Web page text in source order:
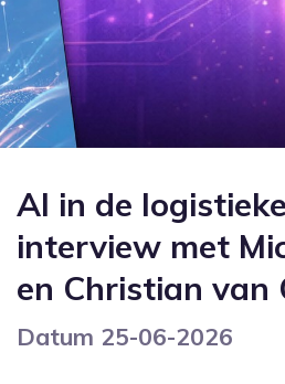
AI in de
interview met
en Christian van
Datum 25-06-2026